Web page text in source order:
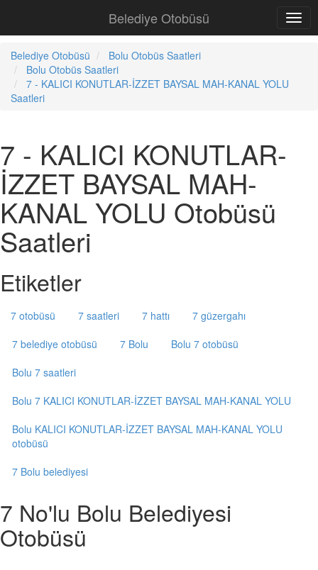
Belediye Otobüsü
Belediye Otobüsü
Bolu Otobüs Saatleri
Bolu Otobüs Saatleri
7 - KALICI KONUTLAR-İZZET BAYSAL MAH-KANAL YOLU
Saatleri
7 - KALICI KONUTLAR-
İZZET BAYSAL MAH-
KANAL YOLU Otobüsü
Saatleri
Etiketler
7 otobüsü 7 saatleri 7 hattı
7 güzergahı
7 belediye otobüsü
7 Bolu
Bolu 7 otobüsü
Bolu 7 saatleri
Bolu 7 KALICI KONUTLAR-İZZET BAYSAL MAH-KANAL YOLU
Bolu KALICI KONUTLAR-İZZET BAYSAL MAH-KANAL YOLU
otobüsü
7 Bolu belediyesi
7 No'lu Bolu Belediyesi
Otobüsü